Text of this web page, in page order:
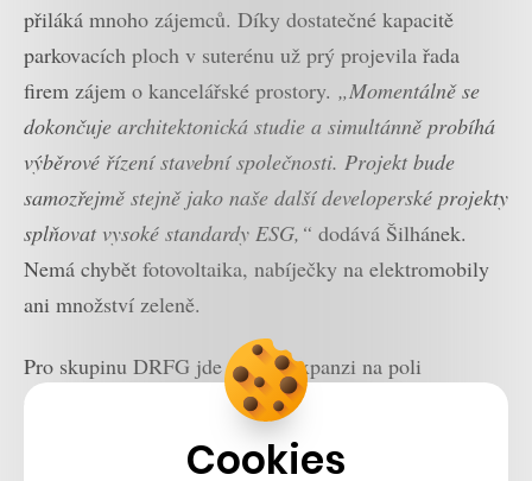
přiláká mnoho zájemců. Díky dostatečné kapacitě
parkovacích ploch v suterénu už prý projevila řada
firem zájem o kancelářské prostory. „Momentálně se
dokončuje architektonická studie a simultánně probíhá
výběrové řízení stavební společnosti. Projekt bude
samozřejmě stejně jako naše další developerské projekty
splňovat vysoké standardy ESG,“ dodává Šilhánek.
Nemá chybět fotovoltaika, nabíječky na elektromobily
ani množství zeleně.
Pro skupinu DRFG jde o další expanzi na poli
developmentu v rezidenčním a komerčním odvětví.
Aktuálně se podílí na projektech, jako jsou rezidence
Spojovací v pražských Vysočanech, energeticky
Cookies